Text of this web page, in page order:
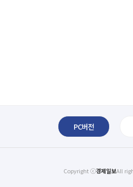
PC버전
Copyright ⓒ경제일보All